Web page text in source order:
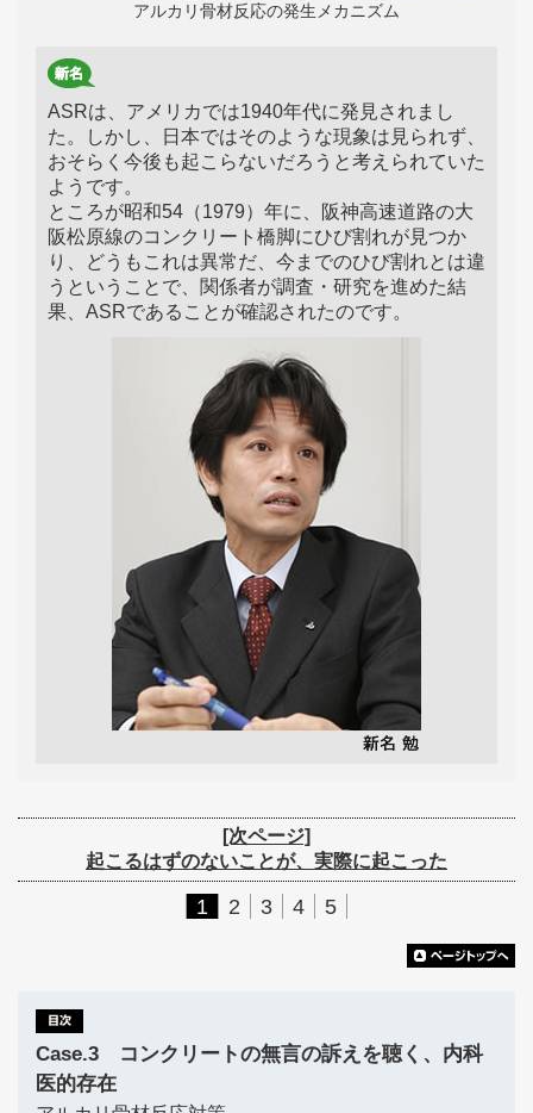
アルカリ骨材反応の発生メカニズム
ASRは、アメリカでは1940年代に発見されまし
た。しかし、日本ではそのような現象は見られず、
おそらく今後も起こらないだろうと考えられていた
ようです。
ところが昭和54（1979）年に、阪神高速道路の大
阪松原線のコンクリート橋脚にひび割れが見つか
り、どうもこれは異常だ、今までのひび割れとは違
うということで、関係者が調査・研究を進めた結
果、ASRであることが確認されたのです。
[次ページ]
起こるはずのないことが、実際に起こった
1 2 3 4 5
Case.3 コンクリートの無言の訴えを聴く、内科
医的存在